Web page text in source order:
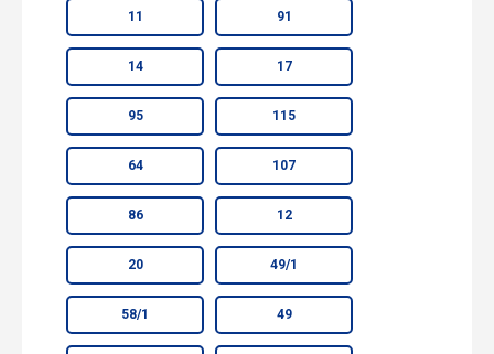
11 91
14 17
95 115
64 107
86 12
20 49/1
58/1 49